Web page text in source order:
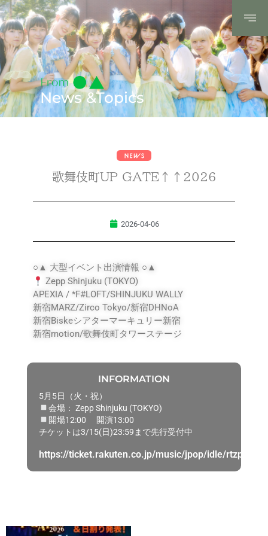
News &Topics
歌舞伎町UP GATE↑↑2026
2026-04-06
○▲ 大型イベント出演情報 ○▲
Zepp Shinjuku (TOKYO)
APEXIA / *F#LOFT/SHINJUKU WALLY
新宿MARZ/Zirco Tokyo/新宿DHNoA
新宿Biskeシアターマーキュリー新宿
新宿motion/歌舞伎町タワーステージ
INFORMATION
5月5日（火・祝）
会場： Zepp Shinjuku (TOKYO)
開場12:00 開演13:00
チケットは3/15(日)23:59まで先行受付中
https://ticket.rakuten.co.jp/music/jpop/idle/rtzpbbp/